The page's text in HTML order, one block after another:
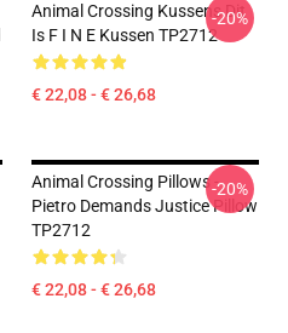
Animal Crossing Kussens Dit
Is F I N E Kussen TP2712
€ 22,08 - € 26,68
-20%
Animal Crossing Pillows -
Pietro Demands Justice Pillow
TP2712
€ 22,08 - € 26,68
-20%